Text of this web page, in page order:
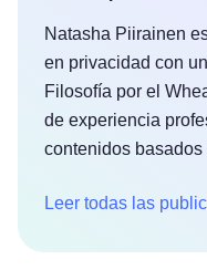
Natasha Piirainen
en privacidad con
Filosofía por el
de experiencia
contenidos
Leer todas las